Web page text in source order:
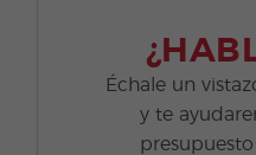
Échale un
y te